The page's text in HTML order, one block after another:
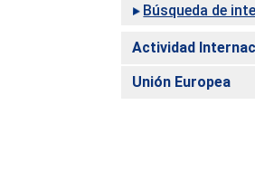
Búsqueda de
Actividad
Unión Europea